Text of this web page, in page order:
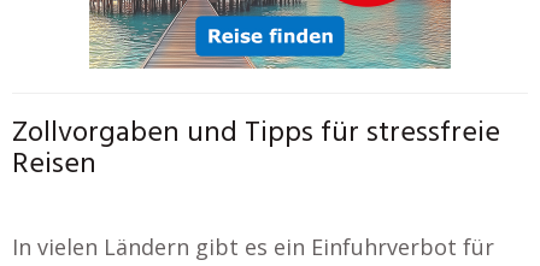
Zollvorgaben und Tipps für stressfreie
Reisen
In vielen Ländern gibt es ein Einfuhrverbot für